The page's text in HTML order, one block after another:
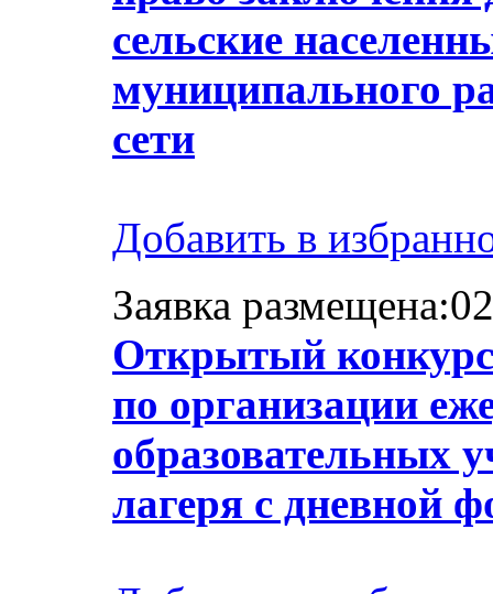
сельские
муниципального
сети
Добавить в
Заявка
Открытый конкурс
по организации
образовательных
лагеря с дневной